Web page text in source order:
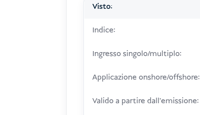
Visto:
Indice:
Ingresso singolo/multiplo:
Applicazione onshore/offshore:
Valido a partire dall'emissione: